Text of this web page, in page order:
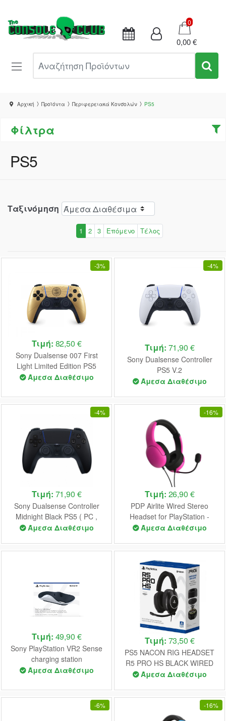
Καλάθι
0
0,00 €
Αρχική Προϊόντα Περιφερειακά Κονσολών PS5
Φίλτρα
PS5
Ταξινόμηση
1 2 3 Επόμενο Τέλος
-3%
Τιμή: 82,50 €
Sony Dualsense 007 First
Light Limited Edition PS5
Άμεσα Διαθέσιμο
-4%
Τιμή: 71,90 €
Sony Dualsense Controller
PS5 V.2
Άμεσα Διαθέσιμο
-4%
Τιμή: 71,90 €
Sony Dualsense Controller
Midnight Black PS5 ( PC ,
MAC , Mobile )
Άμεσα Διαθέσιμο
-16%
Τιμή: 26,90 €
PDP Airlite Wired Stereo
Headset for PlayStation -
Nebula Pink
Άμεσα Διαθέσιμο
Τιμή: 49,90 €
Sony PlayStation VR2 Sense
charging station
(PS719480693)
Άμεσα Διαθέσιμο
Τιμή: 73,50 €
PS5 NACON RIG HEADSET
R5 PRO HS BLACK WIRED
Άμεσα Διαθέσιμο
-6% -16%